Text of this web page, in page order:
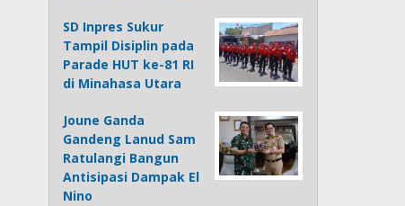
SD Inpres Sukur
Tampil Disiplin pada
Parade HUT ke-81 RI
di Minahasa Utara
Joune Ganda
Gandeng Lanud Sam
Ratulangi Bangun
Antisipasi Dampak El
Nino